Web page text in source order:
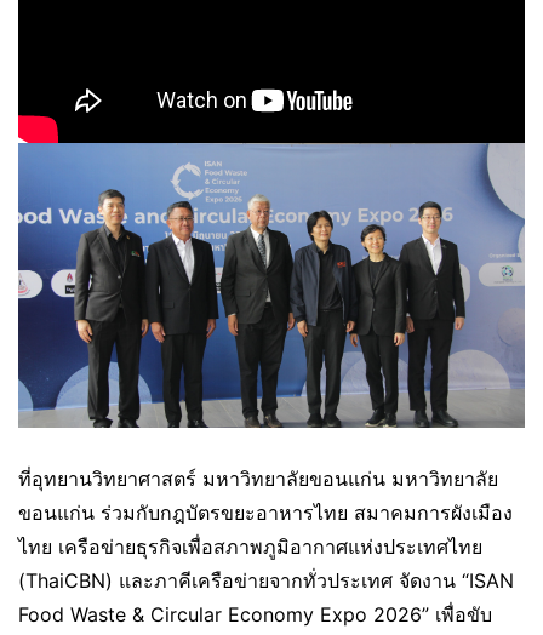
ที่อุทยานวิทยาศาสตร์ มหาวิทยาลัยขอนแก่น มหาวิทยาลัย
ขอนแก่น ร่วมกับกฎบัตรขยะอาหารไทย สมาคมการผังเมือง
ไทย เครือข่ายธุรกิจเพื่อสภาพภูมิอากาศแห่งประเทศไทย
(ThaiCBN) และภาคีเครือข่ายจากทั่วประเทศ จัดงาน “ISAN
Food Waste & Circular Economy Expo 2026” เพื่อขับ